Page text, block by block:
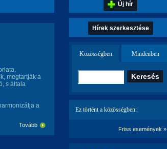
megtartják a
s általa
a
Tovább
Új hír
Hírek szerkesztése
Közösségben Mindenben
Ez történt a közösségben:
Friss események »